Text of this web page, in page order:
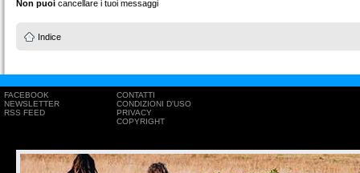
Non puoi cancellare i tuoi messaggi
Indice
FACEBOOK
NEWSLETTER
RSS FEED
CONTATTI
CONDIZIONI D'USO
PRIVACY
COPYRIGHT